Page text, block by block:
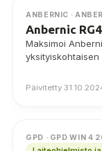
ANBERNIC ·
Anbernic
Maksimoi
vinkkejä sujuviin
Päivitetty
GPD · GPD WIN